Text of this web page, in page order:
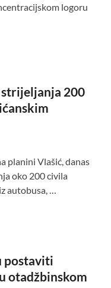
logoru
200
planini Vlašić, danas
oko 200 civila
autobusa, …
postaviti
otadžbinskom